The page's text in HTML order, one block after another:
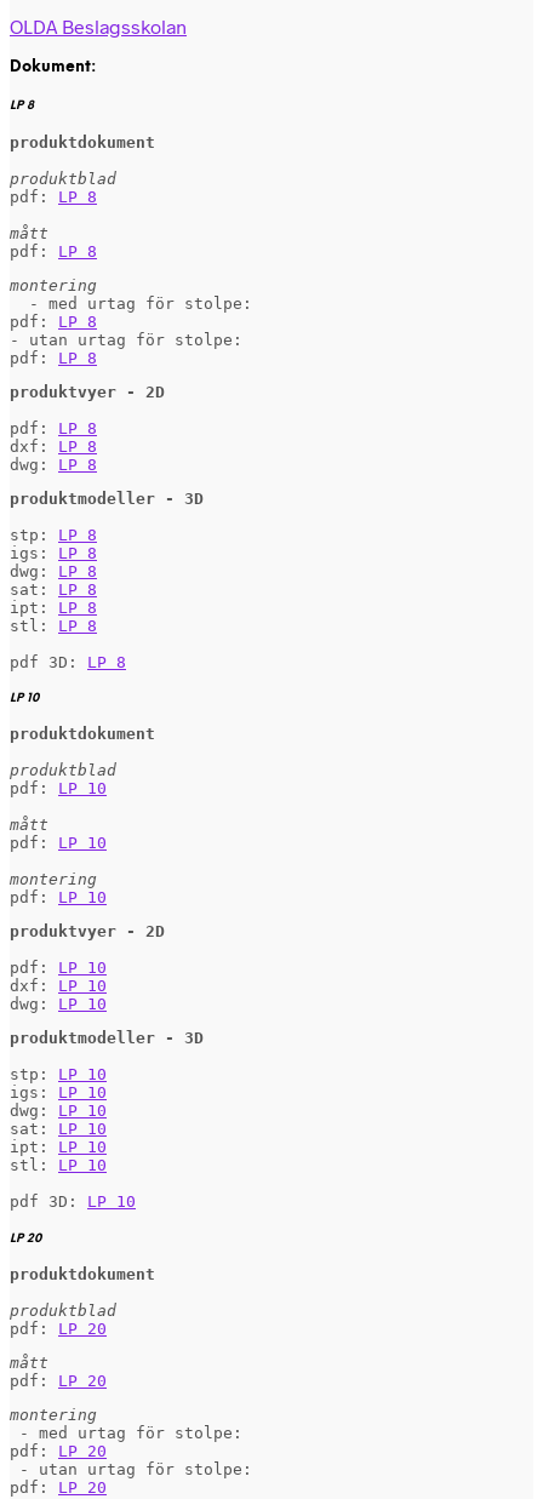
OLDA Beslagsskolan
Dokument:
LP 8
produktdokument
produktblad
pdf: LP 8
mått
pdf: LP 8
  - med urtag för stolpe:
pdf: LP 8
- utan urtag för stolpe:
pdf: LP 8
produktvyer - 2D
pdf: LP 8
dxf: LP 8
dwg: LP 8
produktmodeller - 3D
stp: LP 8
igs: LP 8
dwg: LP 8
sat: LP 8
ipt: LP 8
stl: LP 8
pdf 3D: LP 8
LP 10
produktdokument
produktblad
pdf: LP 10
mått
pdf: LP 10
pdf: LP 10
produktvyer - 2D
pdf: LP 10
dxf: LP 10
dwg: LP 10
produktmodeller - 3D
stp: LP 10
igs: LP 10
dwg: LP 10
sat: LP 10
ipt: LP 10
stl: LP 10
pdf 3D: LP 10
LP 20
produktdokument
produktblad
pdf: LP 20
mått
pdf: LP 20
- med urtag för stolpe:
pdf: LP 20
- utan urtag för stolpe:
pdf: LP 20